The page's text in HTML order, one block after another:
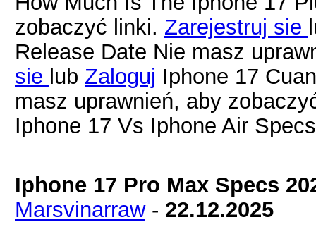
zobaczyć linki. Zarejestruj sie
Release Date Nie masz
sie lub Zaloguj Iphone 17
masz uprawnień, aby
Iphone 17 Vs Iphone Air Specs
Iphone 17 Pro Max Specs
Marsvinarraw- 22.12.2025